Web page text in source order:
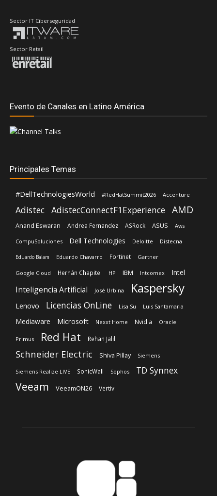
Sector IT Ciberseguridad
Sector Retail
Evento de Canales en Latino América
Principales Temas
#DellTechnologiesWorld #RedHatSummit2026 Accenture
Adistec AdistecConnectF1Experience AMD
Anand Eswaran Andrea Fernandez ASRock ASUS Aws
CompuSoluciones Dell Technologies Deloitte Distecna
Eduardo Balam Eduardo Chavarro Fortinet Gartner
Google Cloud Hernán Chapitel HP IBM Intcomex Intel
Inteligencia Artificial José Urbina Kaspersky
Lenovo Licencias OnLine Lisa Su Luis Santamaria
Mediaware Microsoft Nexxt Home Nvidia Oracle
Primus Red Hat Rehan Jalil
Schneider Electric Shiva Pillay Siemens
Siemens Realize LIVE SonicWall Sophos TD Synnex
Veeam VeeamON26 Vertiv